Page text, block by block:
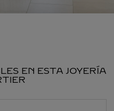
EN ESTA JOYERÍA